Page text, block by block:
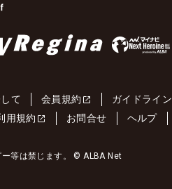
て 会員規約 ガイドライン
用規約 お問合せ ヘルプ
等は禁じます。 © ALBA Net